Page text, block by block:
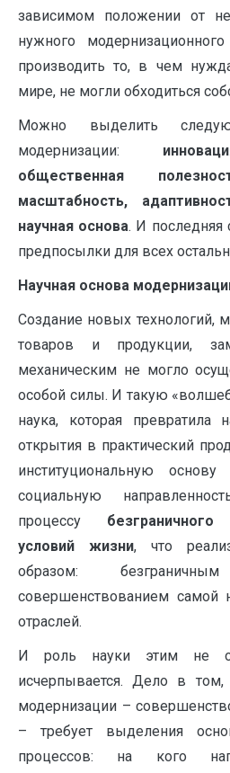
зависимом положении от
нужного
производить то, в чем
мире, не могли обходиться
Можно выделить
модернизации:
общественная
масштабность,
научная основа. И последняя
предпосылки для всех
Научная основа
Создание новых технологий,
товаров и продукции,
механическим не могло
особой силы. И такую
наука, которая превратила
открытия в практический
институциональную
социальную
процессу
условий жизни, что
образом:
совершенствованием самой
отраслей.
И роль науки этим не
исчерпывается. Дело в том,
модернизации –
– требует выделения
процессов: на кого